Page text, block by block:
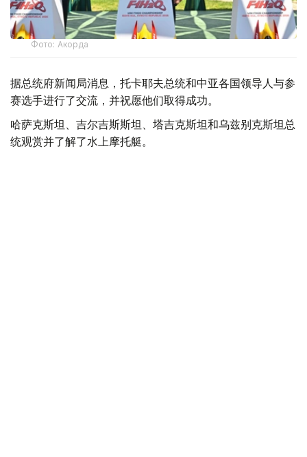
Фото: Акорда
据总统府新闻局消息，托卡耶夫总统和中亚各国领导人与参
赛选手进行了交流，并祝愿他们取得成功。
哈萨克斯坦、吉尔吉斯斯坦、塔吉克斯坦和乌兹别克斯坦总
统观赏并了解了水上摩托艇。